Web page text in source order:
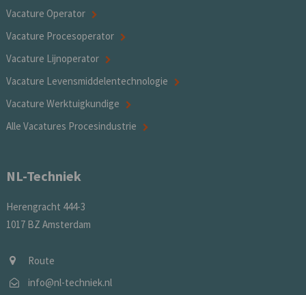
Vacature Operator
Vacature Procesoperator
Vacature Lijnoperator
Vacature Levensmiddelentechnologie
Vacature Werktuigkundige
Alle Vacatures Procesindustrie
NL-Techniek
Herengracht 444-3
1017 BZ Amsterdam
Route
info@nl-techniek.nl